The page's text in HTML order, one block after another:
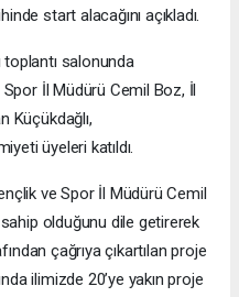
start alacağını açıkladı.
salonunda
İl Müdürü Cemil Boz, İl
Küçükdağlı,
üyeleri katıldı.
ve Spor İl Müdürü Cemil
olduğunu dile getirerek
çağrıya çıkartılan proje
ilimizde 20’ye yakın proje